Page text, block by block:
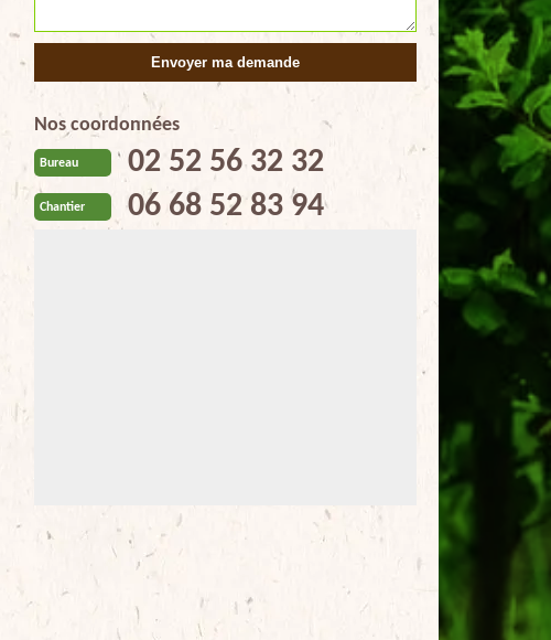
Nos coordonnées
Bureau 02 52 56 32 32
Chantier 06 68 52 83 94